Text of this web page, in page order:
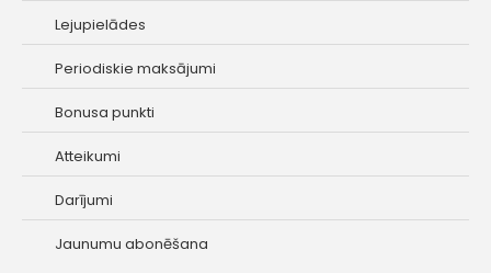
Lejupielādes
Periodiskie maksājumi
Bonusa punkti
Atteikumi
Darījumi
Jaunumu abonēšana